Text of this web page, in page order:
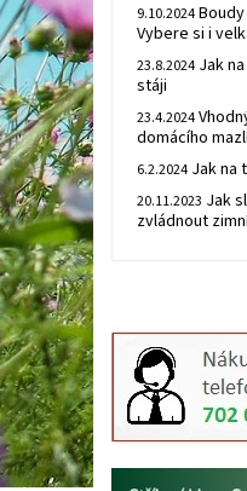
9.10.2024
Vybere si i
23.8.2024 Jak
stáji
23.4.2024
domácího
6.2.2024 Jak na
20.11.2023 Jak
zvládnout